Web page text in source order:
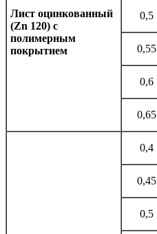
Лист оцинкованный
(Zn 120) с
полимерным
покрытием
0,5
0,55
0,6
0,65
0,4
0,45
0,5